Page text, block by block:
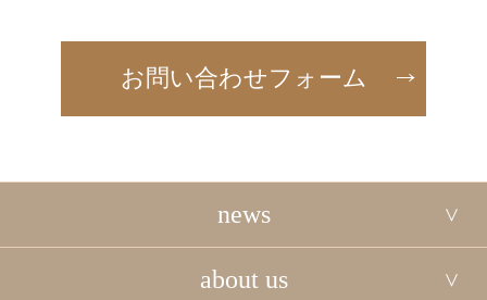
お問い合わせフォーム
news
about us